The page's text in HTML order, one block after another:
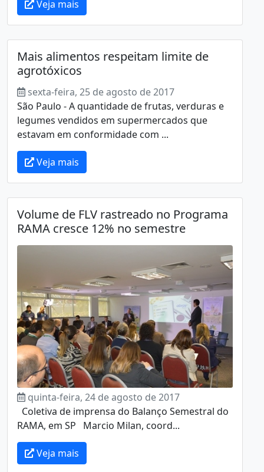
Veja mais
Mais alimentos respeitam limite de
agrotóxicos
sexta-feira, 25 de agosto de 2017
São Paulo - A quantidade de frutas, verduras e
legumes vendidos em supermercados que
estavam em conformidade com ...
Veja mais
Volume de FLV rastreado no Programa
RAMA cresce 12% no semestre
quinta-feira, 24 de agosto de 2017
Coletiva de imprensa do Balanço Semestral do
RAMA, em SP Marcio Milan, coord...
Veja mais